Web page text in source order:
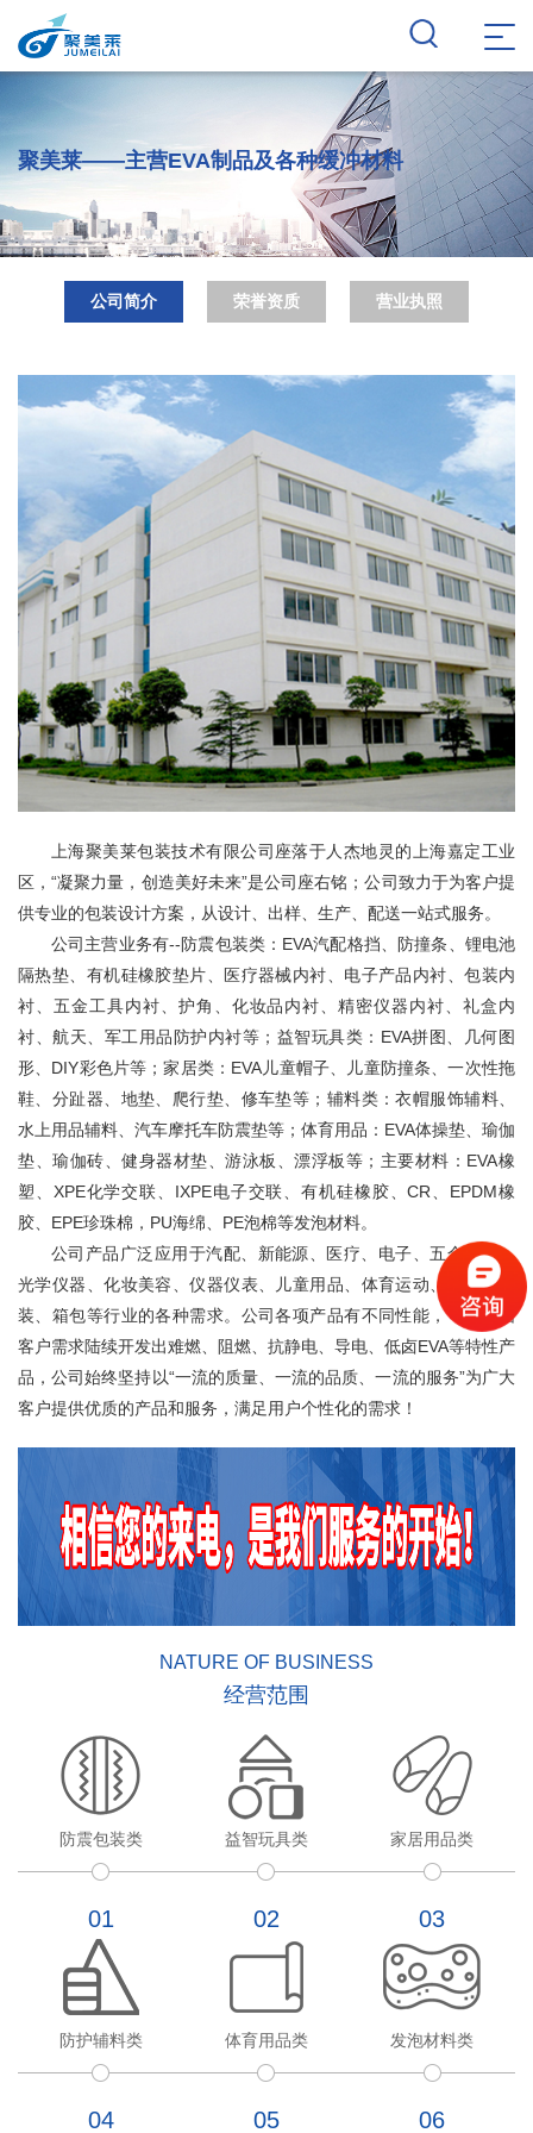
聚美莱——主营EVA制品及各种缓冲材料
公司简介 荣誉资质 营业执照
上海聚美莱包装技术有限公司座落于人杰地灵的上海嘉定工业
区，“凝聚力量，创造美好未来”是公司座右铭；公司致力于为客户提
供专业的包装设计方案，从设计、出样、生产、配送一站式服务。
公司主营业务有--防震包装类：EVA汽配格挡、防撞条、锂电池
隔热垫、有机硅橡胶垫片、医疗器械内衬、电子产品内衬、包装内
衬、五金工具内衬、护角、化妆品内衬、精密仪器内衬、礼盒内
衬、航天、军工用品防护内衬等；益智玩具类：EVA拼图、几何图
形、DIY彩色片等；家居类：EVA儿童帽子、儿童防撞条、一次性拖
鞋、分趾器、地垫、爬行垫、修车垫等；辅料类：衣帽服饰辅料、
水上用品辅料、汽车摩托车防震垫等；体育用品：EVA体操垫、瑜伽
垫、瑜伽砖、健身器材垫、游泳板、漂浮板等；主要材料：EVA橡
塑、XPE化学交联、IXPE电子交联、有机硅橡胶、CR、EPDM橡
胶、EPE珍珠棉，PU海绵、PE泡棉等发泡材料。
公司产品广泛应用于汽配、新能源、医疗、电子、五金工具、
光学仪器、化妆美容、仪器仪表、儿童用品、体育运动、军工、服
装、箱包等行业的各种需求。公司各项产品有不同性能，可以根据
客户需求陆续开发出难燃、阻燃、抗静电、导电、低卤EVA等特性产
品，公司始终坚持以“一流的质量、一流的品质、一流的服务”为广大
客户提供优质的产品和服务，满足用户个性化的需求！
NATURE OF BUSINESS
经营范围
防震包装类
01
益智玩具类
02
家居用品类
03
防护辅料类
04
体育用品类
05
发泡材料类
06